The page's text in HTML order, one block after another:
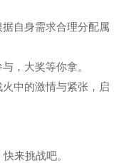
自身需求合理分配属
，大奖等你拿。
中的激情与紧张，启
来挑战吧。